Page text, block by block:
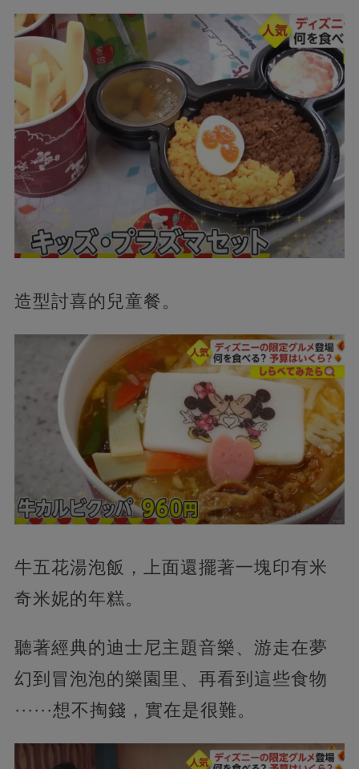
造型討喜的兒童餐。
牛五花湯泡飯，上面還擺著一塊印有米
奇米妮的年糕。
聽著經典的迪士尼主題音樂、游走在夢
幻到冒泡泡的樂園里、再看到這些食物
······想不掏錢，實在是很難。